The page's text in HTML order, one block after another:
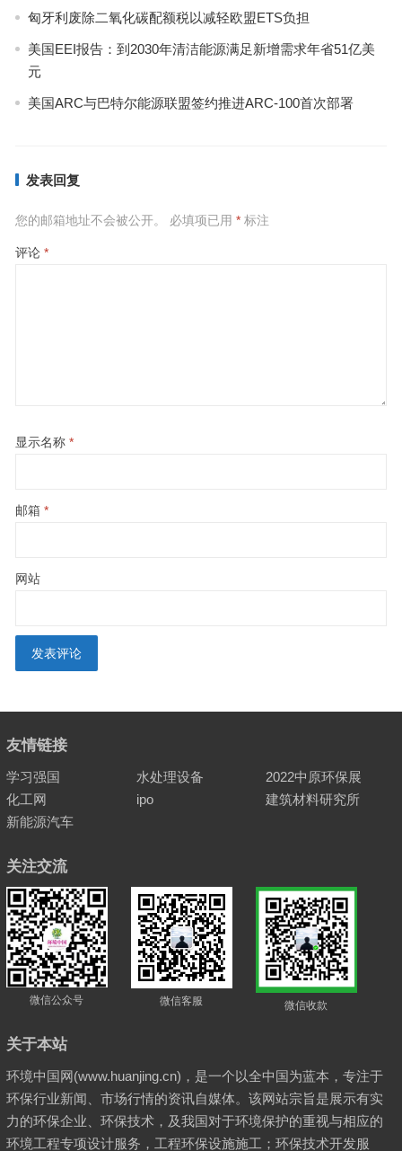
匈牙利废除二氧化碳配额税以减轻欧盟ETS负担
美国EEI报告：到2030年清洁能源满足新增需求年省51亿美
元
美国ARC与巴特尔能源联盟签约推进ARC-100首次部署
发表回复
您的邮箱地址不会被公开。 必填项已用 *标注
评论 *
显示名称 *
邮箱 *
网站
友情链接
学习强国 水处理设备
2022中原环保展
化工网
ipo
建筑材料研究所
新能源汽车
关注交流
微信公众号 微信客服 微信收款
关于本站
环境中国网(www.huanjing.cn)，是一个以全中国为蓝本，专注于
环保行业新闻、市场行情的资讯自媒体。该网站宗旨是展示有实
力的环保企业、环保技术，及我国对于环境保护的重视与相应的
环境工程专项设计服务，工程环保设施施工；环保技术开发服